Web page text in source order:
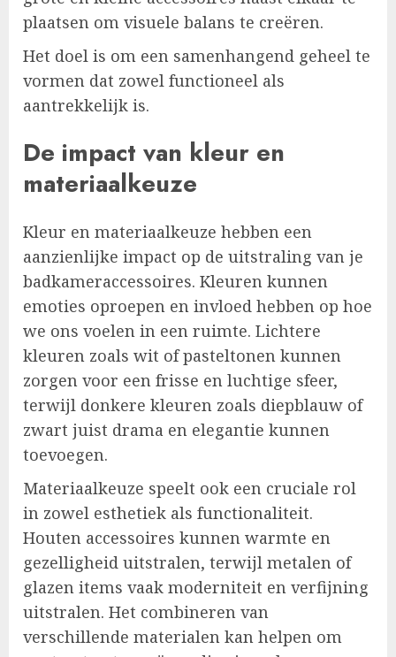
plaatsen om visuele balans te creëren.
Het doel is om een samenhangend geheel te
vormen dat zowel functioneel als
aantrekkelijk is.
De impact van kleur en
materiaalkeuze
Kleur en materiaalkeuze hebben een
aanzienlijke impact op de uitstraling van je
badkameraccessoires. Kleuren kunnen
emoties oproepen en invloed hebben op hoe
we ons voelen in een ruimte. Lichtere
kleuren zoals wit of pasteltonen kunnen
zorgen voor een frisse en luchtige sfeer,
terwijl donkere kleuren zoals diepblauw of
zwart juist drama en elegantie kunnen
toevoegen.
Materiaalkeuze speelt ook een cruciale rol
in zowel esthetiek als functionaliteit.
Houten accessoires kunnen warmte en
gezelligheid uitstralen, terwijl metalen of
glazen items vaak moderniteit en verfijning
uitstralen. Het combineren van
verschillende materialen kan helpen om